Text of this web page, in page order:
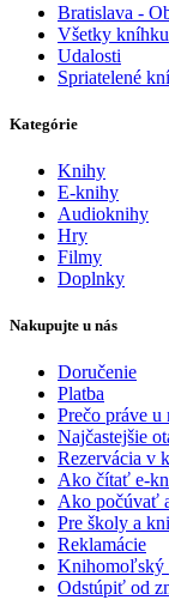
Bratislava -
Všetky
Udalosti
Spriatelené
Kategórie
Knihy
E-knihy
Audioknihy
Hry
Filmy
Doplnky
Nakupujte u nás
Doručenie
Platba
Prečo práve u
Najčastejšie
Rezervácia v
Ako čítať e-
Ako počúvať
Pre školy a
Reklamácie
Knihomoľský
Odstúpiť od